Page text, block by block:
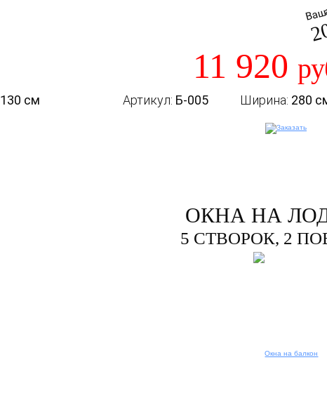
130 см
11 920
Артикул: Б-005 Ширина: 280
ОКНА НА
5 СТВОРОК, 2